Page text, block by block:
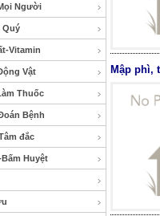
Người
Quý
Vitamin
Vật
Thuốc
Bệnh
đắc
Huyệt
Mập phì,